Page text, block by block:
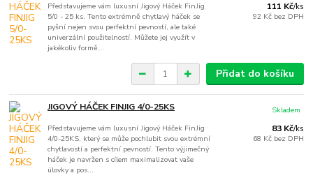
Představujeme vám luxusní Jigový Háček FinJig
5/0 - 25 ks. Tento extrémně chytlavý háček se
pyšní nejen svou perfektní pevností, ale také
univerzální použitelností. Můžete jej využít v
jakékoliv formě...
111 Kč/ks
92 Kč bez DPH
Přidat do košíku
JIGOVÝ HÁČEK FINJIG 4/0-25KS
Představujeme vám luxusní Jigový Háček FinJig
4/0-25KS, který se může pochlubit svou extrémní
chytlavostí a perfektní pevností. Tento výjimečný
háček je navržen s cílem maximalizovat vaše
úlovky a pos...
83 Kč/ks
68 Kč bez DPH
Skladem